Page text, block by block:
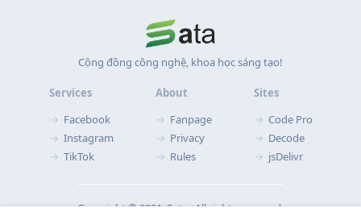
Cộng đồng công nghệ, khoa học sáng tạo!
Services
Facebook
Instagram
TikTok
About
Fanpage
Privacy
Rules
Sites
Code Pro
Decode
jsDelivr
Copyright © 2021‧ Sata ‧ All rights reserved.